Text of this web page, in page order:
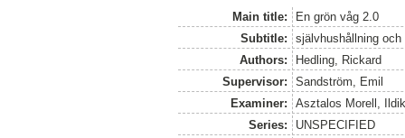
Main title:
En grön våg 2.0
Subtitle:
självhushållning
Authors:
Hedling, Rickard
Supervisor:
Sandström, Emil
Examiner:
Asztalos Morell,
Series:
UNSPECIFIED